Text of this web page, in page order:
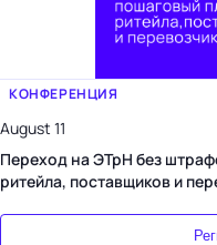
КОНФЕРЕНЦИЯ
August 11
Переход на ЭТрН без
ритейла,